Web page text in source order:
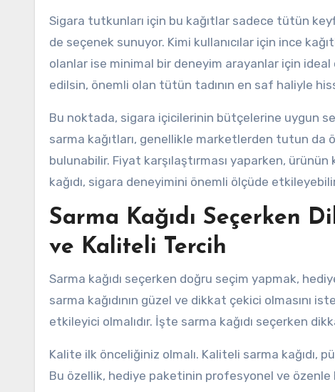
Sigara tutkunları için bu kağıtlar sadece tütün
de seçenek sunuyor. Kimi kullanıcılar için ince
olanlar ise minimal bir deneyim arayanlar için
edilsin, önemli olan tütün tadının en saf haliyle
Bu noktada, sigara içicilerinin bütçelerine uygun
sarma kağıtları, genellikle marketlerden tutun da
bulunabilir. Fiyat karşılaştırması yaparken,
kağıdı, sigara deneyimini önemli ölçüde
Sarma Kağıdı Seçerken
ve Kaliteli Tercih
Sarma kağıdı seçerken doğru seçim yapmak,
sarma kağıdının güzel ve dikkat çekici olmasını
etkileyici olmalıdır. İşte sarma kağıdı seçerken
Kalite ilk önceliğiniz olmalı. Kaliteli sarma kağıdı,
Bu özellik, hediye paketinin profesyonel ve özenle